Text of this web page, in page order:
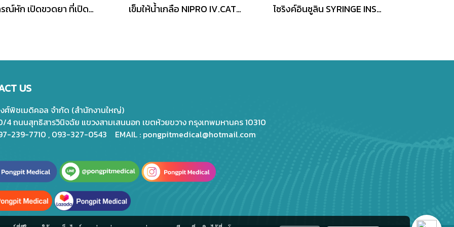
อุปกรณ์หัก เปิดขวดยา ที่เปิดขวดแก้ว ที่ตัดแอมป์ยา เข็มให้น้ำเกลือ NIPRO IV.CATHETER ไซริงค์อินซูลิน SYRINGE INSULIN TERUMO 29G x 1/2
US
ศ์พิชเมดิคอล จำกัด (สำนักงานใหญ่)
4 ถนนสุทธิสารวินิจฉัย แขวงสามเสนนอก เขตห้วยขวาง กรุงเทพมหานคร 10310
239-7710 , 093-327-0543 EMAIL : pongpitmedical@hotmail.com